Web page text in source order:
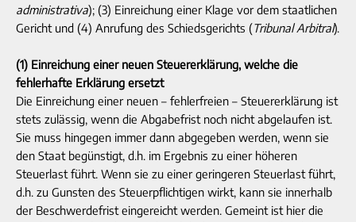
administrativa); (3) Einreichung einer Klage vor dem staatlichen
Gericht und (4) Anrufung des Schiedsgerichts (Tribunal Arbitral).
(1) Einreichung einer neuen Steuererklärung, welche die
fehlerhafte Erklärung ersetzt
Die Einreichung einer neuen – fehlerfreien – Steuererklärung ist
stets zulässig, wenn die Abgabefrist noch nicht abgelaufen ist.
Sie muss hingegen immer dann abgegeben werden, wenn sie
den Staat begünstigt, d.h. im Ergebnis zu einer höheren
Steuerlast führt. Wenn sie zu einer geringeren Steuerlast führt,
d.h. zu Gunsten des Steuerpflichtigen wirkt, kann sie innerhalb
der Beschwerdefrist eingereicht werden. Gemeint ist hier die